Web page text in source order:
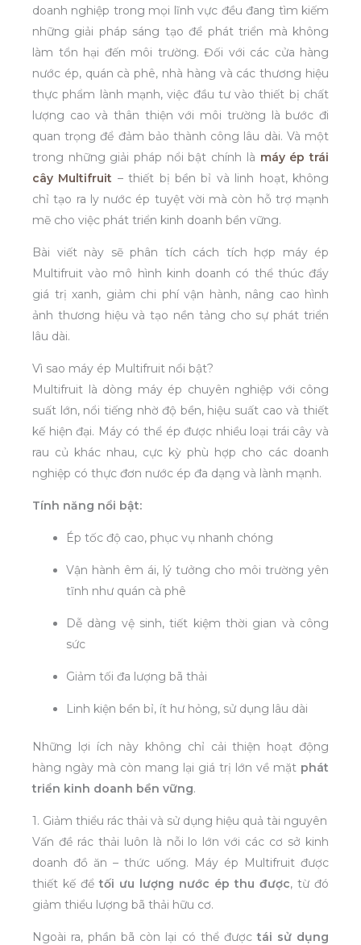
doanh nghiệp trong mọi lĩnh vực đều đang tìm kiếm
những giải pháp sáng tạo để phát triển mà không
làm tổn hại đến môi trường. Đối với các cửa hàng
nước ép, quán cà phê, nhà hàng và các thương hiệu
thực phẩm lành mạnh, việc đầu tư vào thiết bị chất
lượng cao và thân thiện với môi trường là bước đi
quan trọng để đảm bảo thành công lâu dài. Và một
trong những giải pháp nổi bật chính là máy ép trái
cây Multifruit – thiết bị bền bỉ và linh hoạt, không
chỉ tạo ra ly nước ép tuyệt vời mà còn hỗ trợ mạnh
mẽ cho việc phát triển kinh doanh bền vững.
Bài viết này sẽ phân tích cách tích hợp máy ép
Multifruit vào mô hình kinh doanh có thể thúc đẩy
giá trị xanh, giảm chi phí vận hành, nâng cao hình
ảnh thương hiệu và tạo nền tảng cho sự phát triển
lâu dài.
Vì sao máy ép Multifruit nổi bật?
Multifruit là dòng máy ép chuyên nghiệp với công
suất lớn, nổi tiếng nhờ độ bền, hiệu suất cao và thiết
kế hiện đại. Máy có thể ép được nhiều loại trái cây và
rau củ khác nhau, cực kỳ phù hợp cho các doanh
nghiệp có thực đơn nước ép đa dạng và lành mạnh.
Tính năng nổi bật:
Ép tốc độ cao, phục vụ nhanh chóng
Vận hành êm ái, lý tưởng cho môi trường yên
tĩnh như quán cà phê
Dễ dàng vệ sinh, tiết kiệm thời gian và công
sức
Giảm tối đa lượng bã thải
Linh kiện bền bỉ, ít hư hỏng, sử dụng lâu dài
Những lợi ích này không chỉ cải thiện hoạt động
hàng ngày mà còn mang lại giá trị lớn về mặt phát
triển kinh doanh bền vững.
1. Giảm thiểu rác thải và sử dụng hiệu quả tài nguyên
Vấn đề rác thải luôn là nỗi lo lớn với các cơ sở kinh
doanh đồ ăn – thức uống. Máy ép Multifruit được
thiết kế đểtối ưu lượng nước ép thu được, từ đó
giảm thiểu lượng bã thải hữu cơ.
Ngoài ra, phần bã còn lại có thể đượctái sử dụng